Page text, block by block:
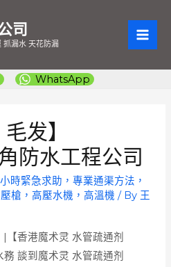
司
抓漏水 天花防漏
WhatsApp
发】
防水工程公司
時緊急求助，專業通渠方法，
槍，高壓水機，高溫機 / By 王
|【香港魔术灵 水管疏通剂
談到魔术灵 水管疏通剂